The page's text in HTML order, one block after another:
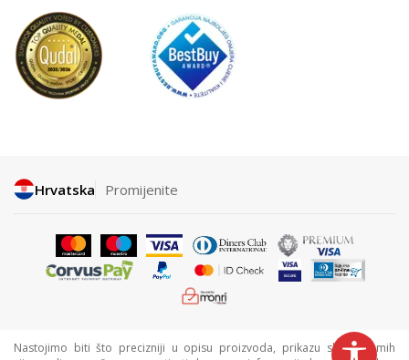
Hrvatska Promijenite
Nastojimo biti što precizniji u opisu proizvoda, prikazu slika i samih